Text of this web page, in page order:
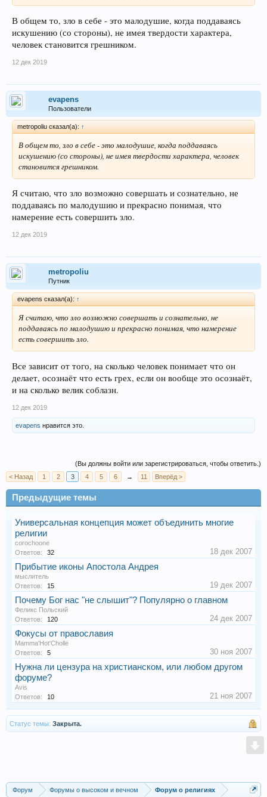
В общем то, зло в себе - это малодушие, когда поддаваясь
искушению (со стороны), не имея твердости характера,
человек становится грешником.
12 дек 2019
evapens
Пользователи
metropoliu сказал(а): ↑
В общем то, зло в себе - это малодушие, когда поддаваясь
искушению (со стороны), не имея твердости характера, человек
становится грешником.
Я считаю, что зло возможно совершать и сознательно, не
поддаваясь по малодушию и прекрасно понимая, что
намерение есть совершить зло.
12 дек 2019
metropoliu
Путник
evapens сказал(а): ↑
Я считаю, что зло возможно совершать и сознательно, не
поддаваясь по малодушию и прекрасно понимая, что намерение
есть совершить зло.
Все зависит от того, на сколько человек понимает что он
делает, осознаёт что есть грех, если он вообще это осознаёт,
и на сколько велик соблазн.
12 дек 2019
evapens нравится это.
(Вы должны войти или зарегистрироваться, чтобы ответить.)
< Назад
1 2 3 4 5 6 → 11 Вперёд >
Предыдущие темы
Универсальная концепция может объединить многие
религии
corochoone
Ответов:
32 18 дек 2007
Прибытие иконы Апостола Андрея
мыслитель
Ответов:
15 19 дек 2007
Почему Бог нас "не слышит"? Популярно о главном
Феликс Польский
Ответов:
120 24 дек 2007
Фокусы от православия
Mamma'Hot'Cholle
Ответов:
5 30 ноя 2007
Нужна ли цензура на христианском, или любом другом
форуме?
Avis
Ответов:
10 21 ноя 2007
Статус темы: Закрыта.
Форум Форумы о высоком и вечном Форум о религиях